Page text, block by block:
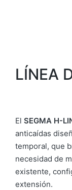
LÍNEA
El SEGMA H-
anticaídas
temporal, que
necesidad de
existente,
extensión.